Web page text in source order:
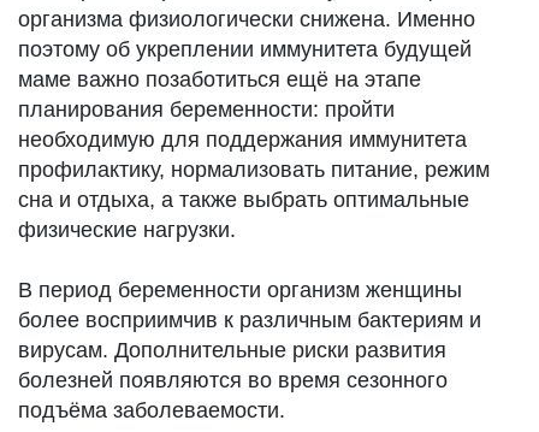
организма физиологически снижена. Именно
поэтому об укреплении иммунитета будущей
маме важно позаботиться ещё на этапе
планирования беременности: пройти
необходимую для поддержания иммунитета
профилактику, нормализовать питание, режим
сна и отдыха, а также выбрать оптимальные
физические нагрузки.
В период беременности организм женщины
более восприимчив к различным бактериям и
вирусам. Дополнительные риски развития
болезней появляются во время сезонного
подъёма заболеваемости.